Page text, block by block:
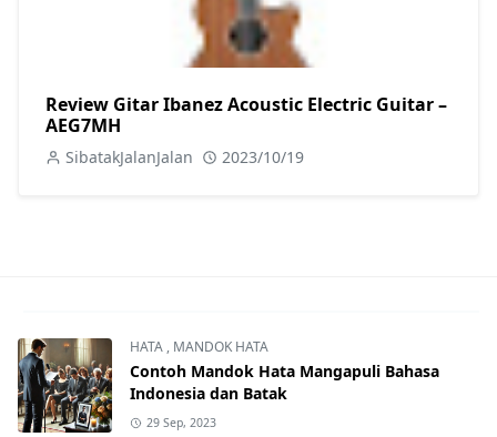
Review Gitar Ibanez Acoustic Electric Guitar –
AEG7MH
SibatakJalanJalan 2023/10/19
HATA , MANDOK HATA
Contoh Mandok Hata Mangapuli Bahasa
Indonesia dan Batak
29 Sep, 2023